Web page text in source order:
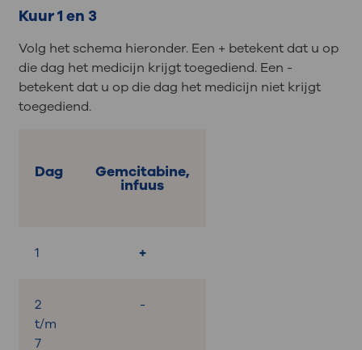
Kuur 1 en 3
Volg het schema hieronder. Een + betekent dat u op
die dag het medicijn krijgt toegediend. Een -
betekent dat u op die dag het medicijn niet krijgt
toegediend.
Dag Gemcitabine,
infuus
1 +
2
t/m
7
-